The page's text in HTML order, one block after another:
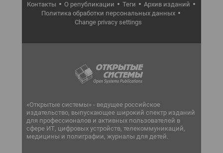
Контакты
О републикации Теги
Архив изданий
Политика обработки персональных данных
Change privacy settings
«Открытые системы» - ведущее российское
издательство, выпускающее широкий спектр изданий
для профессионалов и активных пользователей в
сфере ИТ, цифровых устройств, телекоммуникаций,
медицины и полиграфии, журналы для детей.